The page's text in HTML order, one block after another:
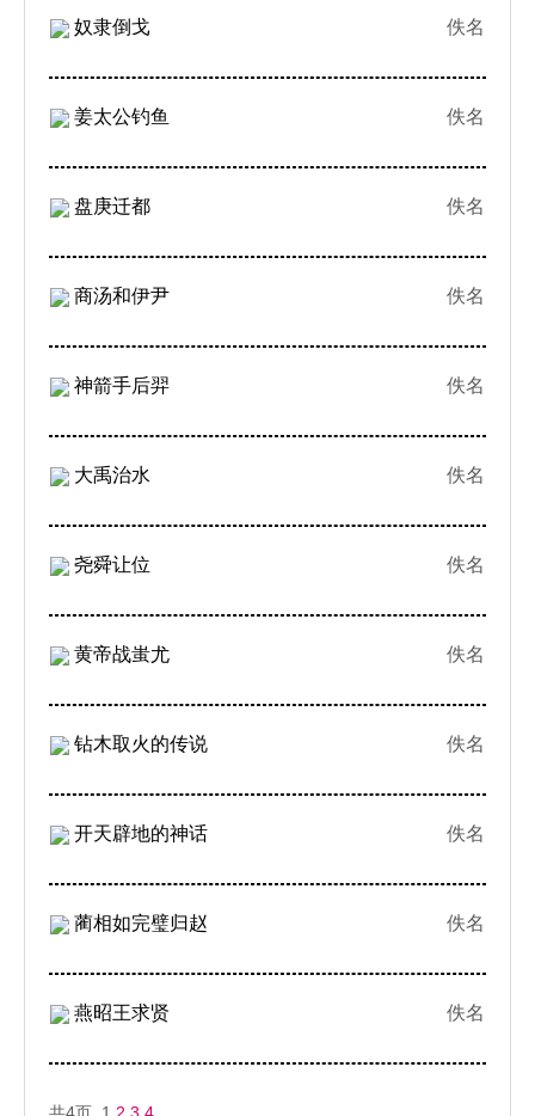
奴隶倒戈 佚名
姜太公钓鱼 佚名
盘庚迁都 佚名
商汤和伊尹 佚名
神箭手后羿 佚名
大禹治水 佚名
尧舜让位 佚名
黄帝战蚩尤 佚名
钻木取火的传说 佚名
开天辟地的神话 佚名
蔺相如完璧归赵 佚名
燕昭王求贤 佚名